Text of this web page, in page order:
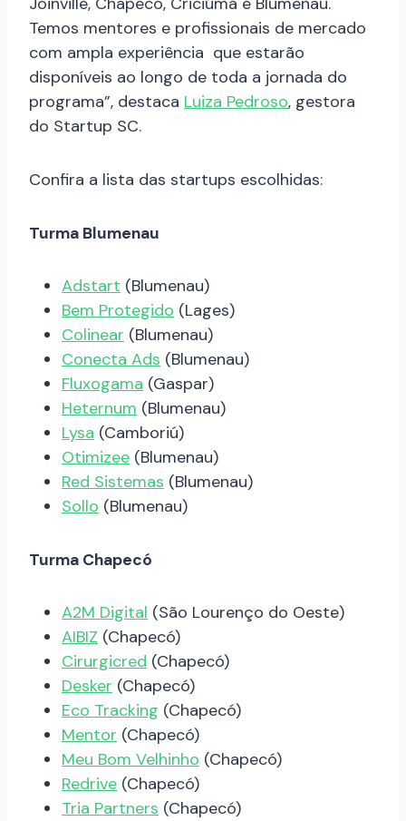
Temos mentores e profissionais de mercado
com ampla experiência que estarão
disponíveis ao longo de toda a jornada do
programa”, destaca Luiza Pedroso, gestora
do Startup SC.
Confira a lista das startups escolhidas:
Turma Blumenau
Adstart (Blumenau)
Bem Protegido (Lages)
Colinear (Blumenau)
Conecta Ads (Blumenau)
Fluxogama (Gaspar)
Heternum (Blumenau)
Lysa (Camboriú)
Otimizee (Blumenau)
Red Sistemas (Blumenau)
Sollo (Blumenau)
Turma Chapecó
A2M Digital (São Lourenço do Oeste)
AIBIZ (Chapecó)
Cirurgicred (Chapecó)
Desker (Chapecó)
Eco Tracking (Chapecó)
Mentor (Chapecó)
Meu Bom Velhinho (Chapecó)
Redrive (Chapecó)
Tria Partners (Chapecó)